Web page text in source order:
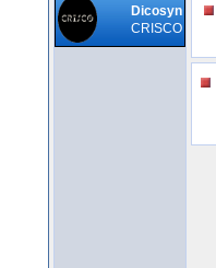
Dicosyn
CRISCO